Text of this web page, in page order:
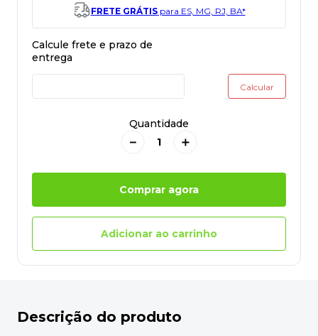
FRETE GRÁTISpara ES, MG, RJ, BA*
Quantidade
＋
－
Comprar agora
Adicionar ao carrinho
Descrição do produto